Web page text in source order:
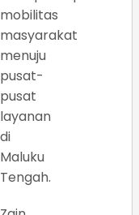
mobilitas
masyarakat
menuju
pusat-
pusat
layanan
di
Maluku
Tengah.